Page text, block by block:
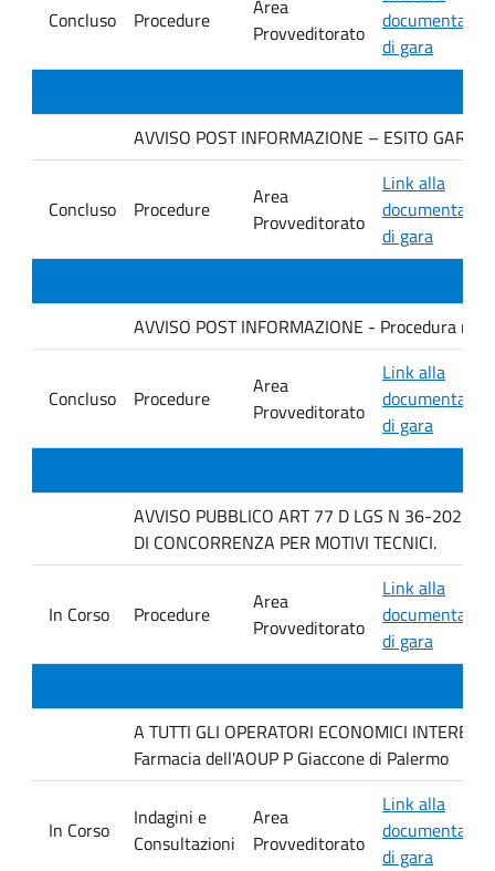
Concluso Procedure
Area
Provveditorato
di gara
AVVISO POST INFORMAZIONE – ESITO GARA
Concluso Procedure
Area
Provveditorato
Link alla
di gara
AVVISO POST INFORMAZIONE - Procedura
Concluso Procedure
Area
Provveditorato
Link alla
di gara
AVVISO PUBBLICO ART 77 D LGS N 36-2023
DI CONCORRENZA PER MOTIVI TECNICI.
In Corso Procedure
Area
Provveditorato
Link alla
di gara
A TUTTI GLI OPERATORI ECONOMICI
Farmacia dell'AOUP P Giaccone di Palermo
In Corso
Indagini e
Consultazioni
Area
Provveditorato
Link alla
di gara